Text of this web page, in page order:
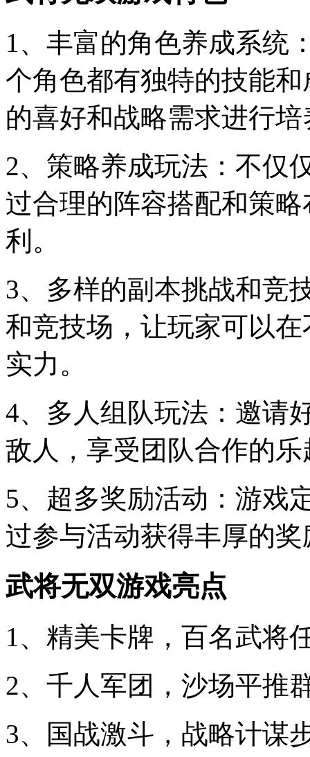
1、丰富的角色养成系统
个角色都有独特的技能
的喜好和战略需求进行培
2、策略养成玩法：不仅
过合理的阵容搭配和策
利。
3、多样的副本挑战和竞
和竞技场，让玩家可以
实力。
4、多人组队玩法：邀请
敌人，享受团队合作的乐
5、超多奖励活动：游戏
过参与活动获得丰厚的
武将无双游戏亮点
1、精美卡牌，百名武将
2、千人军团，沙场平推
3、国战激斗，战略计谋